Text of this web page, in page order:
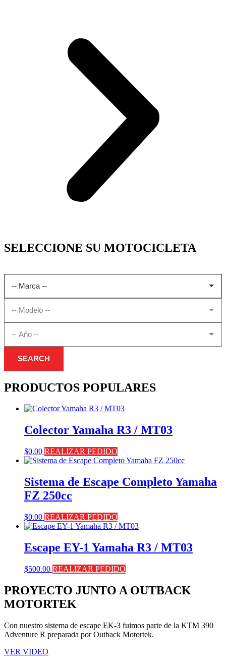
SELECCIONE SU MOTOCICLETA
SEARCH
PRODUCTOS POPULARES
Colector Yamaha R3 / MT03
$0.00 REALIZAR PEDIDO
Sistema de Escape Completo Yamaha
FZ 250cc
$0.00 REALIZAR PEDIDO
Escape EY-1 Yamaha R3 / MT03
$500.00 REALIZAR PEDIDO
PROYECTO JUNTO A OUTBACK
MOTORTEK ​
Con nuestro sistema de escape EK-3 fuimos parte de la KTM 390
Adventure R preparada por Outback Motortek.
VER VIDEO